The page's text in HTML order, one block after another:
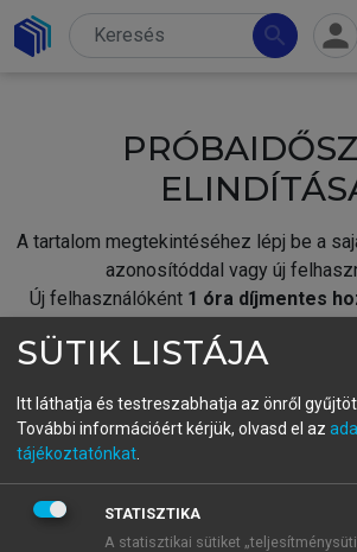
search person
A tartalom megtekintéséhez lépj be a
azonosítóddal vagy új
Új felhasználóként 1 óra díjmentes
fiókoddal,vagy hozz létre
A regisztráció után apróbaidőszak
BELÉPÉS SAJÁT FIÓKKAL
SÜTIK LISTÁJA
Itt láthatja és testreszabhatja az önről
További információért kérjük, olvasd el az
tájékoztatónkat
STATISZTIKA
A statisztikai sütiket